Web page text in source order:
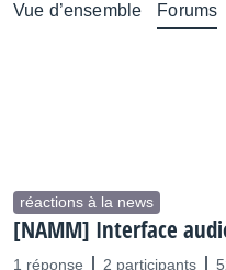
Vue d’ensemble Forums
réactions à la news
[NAMM] Interface
1 réponse 2 participants